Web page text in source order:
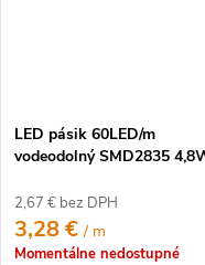
LED pásik 60LED/m
vodeodolný SMD2835
2,67 € bez DPH
3,28 €/ m
Momentálne nedostupné